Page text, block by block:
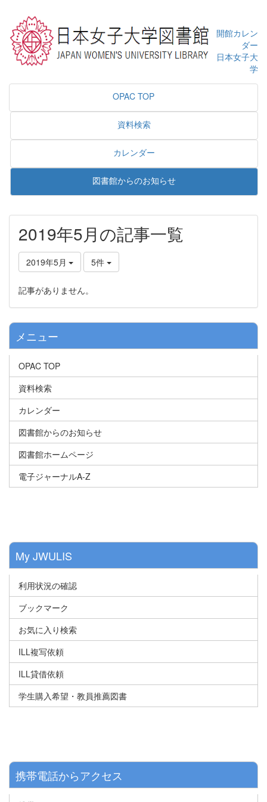
開館カレン
ダー
日本女子大
学
OPAC TOP
資料検索
カレンダー
図書館からのお知らせ
2019年5月の記事一覧
2019年5月 5件
記事がありません。
メニュー
OPAC TOP
資料検索
カレンダー
図書館からのお知らせ
図書館ホームページ
電子ジャーナルA-Z
My JWULIS
利用状況の確認
ブックマーク
お気に入り検索
ILL複写依頼
ILL貸借依頼
学生購入希望・教員推薦図書
携帯電話からアクセス